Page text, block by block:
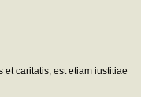
caritatis; est etiam iustitiae